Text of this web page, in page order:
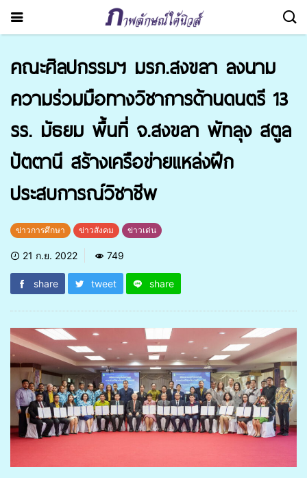
คณะศิลปกรรมฯ มรภ.สงขลา ลงนาม
ความร่วมมือทางวิชาการด้านดนตรี 13
รร. มัธยม พื้นที่ จ.สงขลา พัทลุง สตูล
ปัตตานี สร้างเครือข่ายแหล่งฝึก
ประสบการณ์วิชาชีพ
ข่าวการศึกษา ข่าวสังคม ข่าวเด่น
21 ก.ย. 2022 749
share tweet share